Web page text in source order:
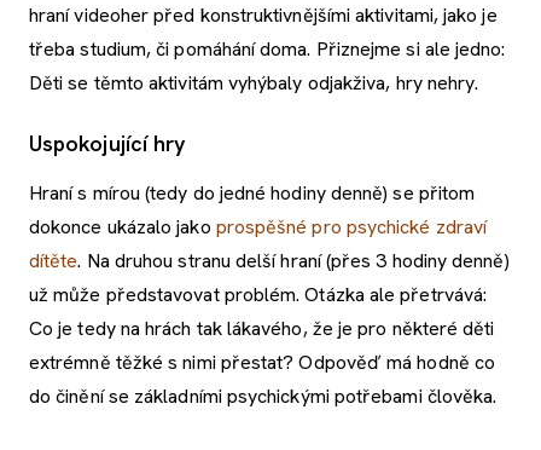
hraní videoher před konstruktivnějšími aktivitami, jako je
třeba studium, či pomáhání doma. Přiznejme si ale jedno:
Děti se těmto aktivitám vyhýbaly odjakživa, hry nehry.
Uspokojující hry
Hraní s mírou (tedy do jedné hodiny denně) se přitom
dokonce ukázalo jako prospěšné pro psychické zdraví
dítěte. Na druhou stranu delší hraní (přes 3 hodiny denně)
už může představovat problém. Otázka ale přetrvává:
Co je tedy na hrách tak lákavého, že je pro některé děti
extrémně těžké s nimi přestat? Odpověď má hodně co
do činění se základními psychickými potřebami člověka.